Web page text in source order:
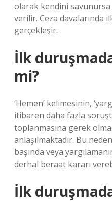
olarak kendini
verilir. Ceza davalarında
gerçekleşir.
İlk
mi?
‘Hemen’ kelimesinin,
itibaren daha fazla
toplanmasına gerek
anlaşılmaktadır. Bu
başında veya
derhal beraat kararı
İlk